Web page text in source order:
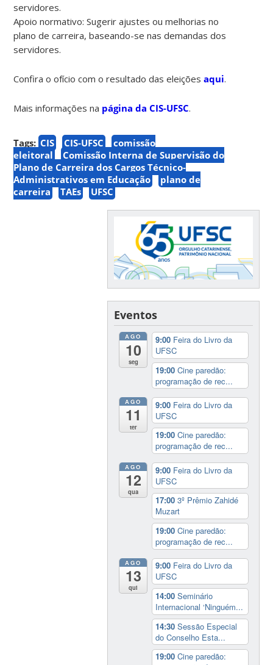
servidores.
Apoio normativo: Sugerir ajustes ou melhorias no
plano de carreira, baseando-se nas demandas dos
servidores.
Confira o ofício com o resultado das eleiçõesaqui.
Mais informações na página da CIS-UFSC.
Tags: CIS CIS-UFSC
comissão
eleitoral
Comissão Interna de Supervisão do
Plano de Carreira dos Cargos Técnico-
Administrativos em Educação
plano de
carreira
TAEs UFSC
Eventos
AGO
10
seg
9:00 Feira do Livro da
UFSC
19:00Cine paredão:
programação de rec...
AGO
11
ter
9:00 Feira do Livro da
UFSC
19:00Cine paredão:
programação de rec...
AGO
12
qua
9:00 Feira do Livro da
UFSC
17:003º Prêmio Zahidé
Muzart
19:00Cine paredão:
programação de rec...
AGO
13
qui
9:00 Feira do Livro da
UFSC
14:00Seminário
Internacional ‘Ninguém...
14:30Sessão Especial
do Conselho Esta...
19:00Cine paredão: